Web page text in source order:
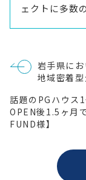
ェクトに多数
投
稿
ビ
ゲ
ー
シ
ョ
岩手県に
地域密着
話題のPGハウス
OPEN後1.5ヶ月
FUND様】